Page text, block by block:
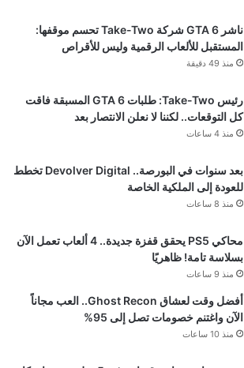
ناشر GTA 6 شركة Take-Two تحسم موقفها:
المستقبل للألعاب الرقمية وليس للأقراص
منذ 49 دقيقة
رئيس Take-Two: طلبات GTA 6 المسبقة فاقت
كل التوقعات.. لكننا لا نعلن الانتصار بعد
منذ 4 ساعات
بعد سنوات في البورصة.. Devolver Digital تخطط
للعودة إلى الملكية الخاصة
منذ 8 ساعات
محاكي PS5 يحقق قفزة جديدة.. 4 ألعاب تعمل الآن
بسلاسة تامة! ظاهريًا
منذ 9 ساعات
أفضل وقت لعشاق Ghost Recon.. العب مجاناً
الآن واغتنم خصومات تصل إلى 95%
منذ 10 ساعات